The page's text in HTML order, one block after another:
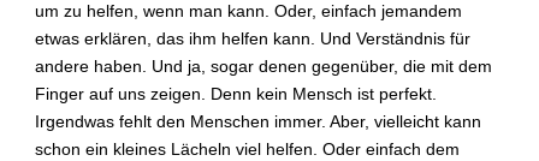
um zu helfen, wenn man kann. Oder, einfach jemandem
etwas erklären, das ihm helfen kann. Und Verständnis für
andere haben. Und ja, sogar denen gegenüber, die mit dem
Finger auf uns zeigen. Denn kein Mensch ist perfekt.
Irgendwas fehlt den Menschen immer. Aber, vielleicht kann
schon ein kleines Lächeln viel helfen. Oder einfach dem
d
e
m
W
a
h